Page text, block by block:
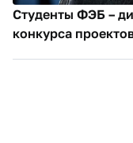
Студенты ФЭБ –
конкурса